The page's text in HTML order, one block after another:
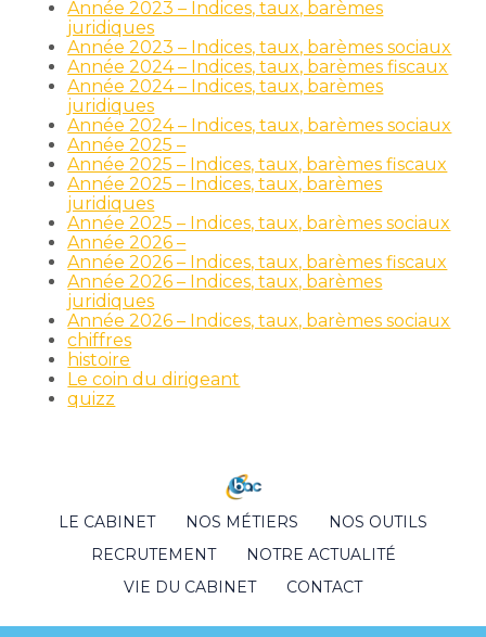
Année 2023 – Indices, taux, barèmes
juridiques
Année 2023 – Indices, taux, barèmes sociaux
Année 2024 – Indices, taux, barèmes fiscaux
Année 2024 – Indices, taux, barèmes
juridiques
Année 2024 – Indices, taux, barèmes sociaux
Année 2025 –
Année 2025 – Indices, taux, barèmes fiscaux
Année 2025 – Indices, taux, barèmes
juridiques
Année 2025 – Indices, taux, barèmes sociaux
Année 2026 –
Année 2026 – Indices, taux, barèmes fiscaux
Année 2026 – Indices, taux, barèmes
juridiques
Année 2026 – Indices, taux, barèmes sociaux
chiffres
histoire
Le coin du dirigeant
quizz
Footer
LE CABINET NOS MÉTIERS
NOS OUTILS
RECRUTEMENT
NOTRE ACTUALITÉ
VIE DU CABINET
CONTACT